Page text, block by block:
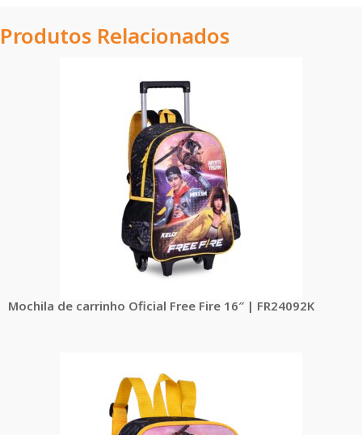
Produtos Relacionados
Mochila de carrinho Oficial Free Fire 16″ | FR24092K